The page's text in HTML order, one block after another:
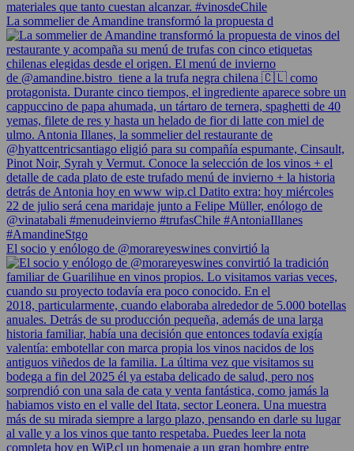
La sommelier de Amandine transformó la propuesta d
El socio y enólogo de @morareyeswines convirtió la